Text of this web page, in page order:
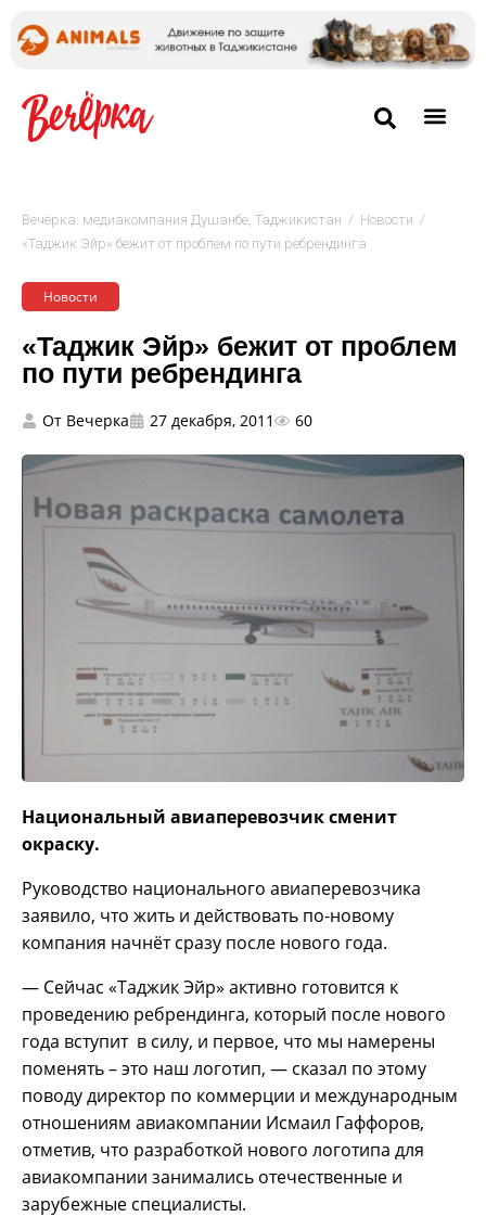
Вечёрка: медиакомпания Душанбе, Таджикистан / Новости /
«Таджик Эйр» бежит от проблем по пути ребрендинга
Новости
«Таджик Эйр» бежит от проблем
по пути ребрендинга
От Вечерка 27 декабря, 2011 60
Национальный авиаперевозчик сменит
окраску.
Руководство национального авиаперевозчика
заявило, что жить и действовать по-новому
компания начнёт сразу после нового года.
— Сейчас «Таджик Эйр» активно готовится к
проведению ребрендинга, который после нового
года вступит в силу, и первое, что мы намерены
поменять – это наш логотип, — сказал по этому
поводу директор по коммерции и международным
отношениям авиакомпании Исмаил Гаффоров,
отметив, что разработкой нового логотипа для
авиакомпании занимались отечественные и
зарубежные специалисты.